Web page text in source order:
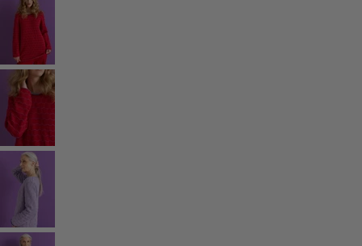
All inredning
Gardiner
Kuddar & kuddfodral
Mattor
Frotté
Böcker
Tidigare favoriter
Rum